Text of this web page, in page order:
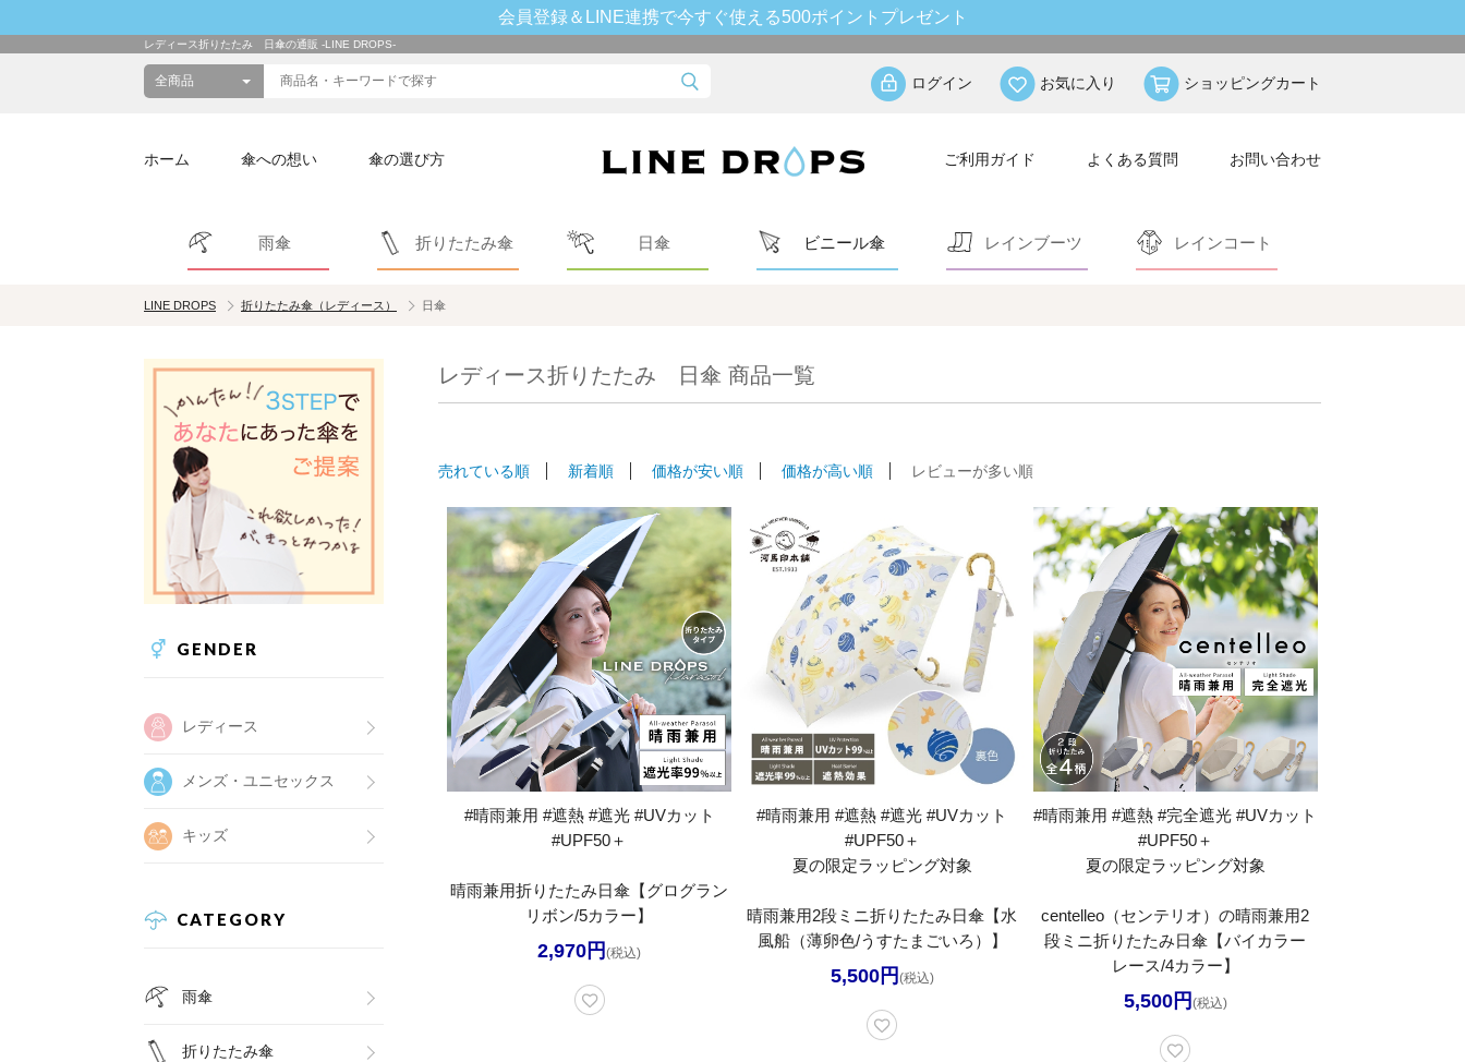
会員登録＆LINE連携で今すぐ使える500ポイントプレゼント
レディース折りたたみ 日傘の通販 -LINE DROPS-
ログイン お気に入り ショッピングカート
ホーム 傘への想い 傘の選び方 ご利用ガイド よくある質問 お問い合わせ
雨傘 折りたたみ傘 日傘 ビニール傘 レインブーツ レインコート
LINE DROPS 折りたたみ傘（レディース） 日傘
GENDER
レディース
メンズ・ユニセックス
キッズ
CATEGORY
雨傘
折りたたみ傘
レディース折りたたみ 日傘 商品一覧
売れている順 新着順 価格が安い順 価格が高い順 レビューが多い順
#晴雨兼用 #遮熱 #遮光 #UVカット
#UPF50＋
晴雨兼用折りたたみ日傘【グログラン
リボン/5カラー】
2,970円 (税込)
#晴雨兼用 #遮熱 #遮光 #UVカット
#UPF50＋
夏の限定ラッピング対象
晴雨兼用2段ミニ折りたたみ日傘【水
風船（薄卵色/うすたまごいろ）】
5,500円 (税込)
#晴雨兼用 #遮熱 #完全遮光 #UVカット
#UPF50＋
夏の限定ラッピング対象
centelleo（センテリオ）の晴雨兼用2
段ミニ折りたたみ日傘【バイカラー
レース/4カラー】
5,500円 (税込)